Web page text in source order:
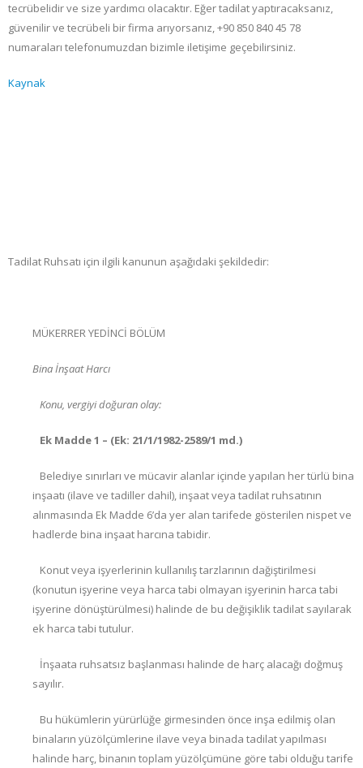
tecrübelidir ve size yardımcı olacaktır. Eğer tadilat yaptıracaksanız,
güvenilir ve tecrübeli bir firma arıyorsanız, +90 850 840 45 78
numaraları telefonumuzdan bizimle iletişime geçebilirsiniz.
Kaynak
Tadilat Ruhsatı için ilgili kanunun aşağıdaki şekildedir:
MÜKERRER YEDİNCİ BÖLÜM
Bina İnşaat Harcı
Konu, vergiyi doğuran olay:
Ek Madde 1 – (Ek: 21/1/1982-2589/1 md.)
Belediye sınırları ve mücavir alanlar içinde yapılan her türlü bina
inşaatı (ilave ve tadiller dahil), inşaat veya tadilat ruhsatının
alınmasında Ek Madde 6’da yer alan tarifede gösterilen nispet ve
hadlerde bina inşaat harcına tabidir.
Konut veya işyerlerinin kullanılış tarzlarının dağiştirilmesi
(konutun işyerine veya harca tabi olmayan işyerinin harca tabi
işyerine dönüştürülmesi) halinde de bu değişiklik tadilat sayılarak
ek harca tabi tutulur.
İnşaata ruhsatsız başlanması halinde de harç alacağı doğmuş
sayılır.
Bu hükümlerin yürürlüğe girmesinden önce inşa edilmiş olan
binaların yüzölçümlerine ilave veya binada tadilat yapılması
halinde harç, binanın toplam yüzölçümüne göre tabi olduğu tarife